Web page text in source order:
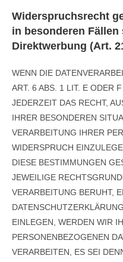
Widerspruchsrecht
in besonderen Fällen
Direktwerbung (Art.
WENN DIE
ART. 6 ABS. 1 LIT. E ODER
JEDERZEIT DAS RECHT,
IHRER BESONDEREN
VERARBEITUNG IHRER
WIDERSPRUCH
DIESE BESTIMMUNGEN
JEWEILIGE
VERARBEITUNG BERUHT,
EINLEGEN, WERDEN WIR
PERSONENBEZOGENEN
VERARBEITEN, ES SEI